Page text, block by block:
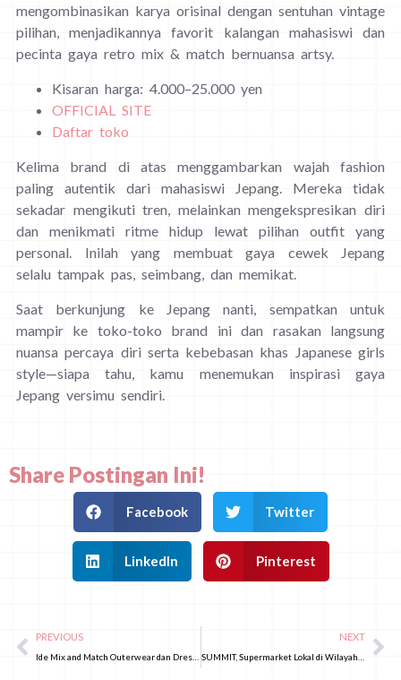
mengombinasikan karya orisinal dengan sentuhan vintage
pilihan, menjadikannya favorit kalangan mahasiswi dan
pecinta gaya retro mix & match bernuansa artsy.
Kisaran harga: 4.000–25.000 yen
OFFICIAL SITE
Daftar toko
Kelima brand di atas menggambarkan wajah fashion
paling autentik dari mahasiswi Jepang. Mereka tidak
sekadar mengikuti tren, melainkan mengekspresikan diri
dan menikmati ritme hidup lewat pilihan outfit yang
personal. Inilah yang membuat gaya cewek Jepang
selalu tampak pas, seimbang, dan memikat.
Saat berkunjung ke Jepang nanti, sempatkan untuk
mampir ke toko-toko brand ini dan rasakan langsung
nuansa percaya diri serta kebebasan khas Japanese girls
style—siapa tahu, kamu menemukan inspirasi gaya
Jepang versimu sendiri.
Share Postingan Ini!
Facebook Twitter
LinkedIn Pinterest
PREVIOUS NEXT